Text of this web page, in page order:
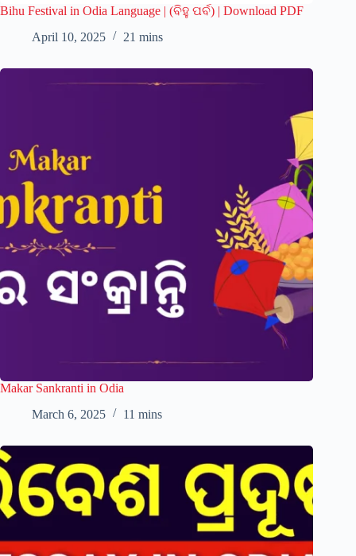
Bihu Festival in Odia Language | (ବିହୁ ପର୍ବ) | Download PDF
April 10, 2025
21 mins
Makar Sankranti in Odia
March 6, 2025
11 mins